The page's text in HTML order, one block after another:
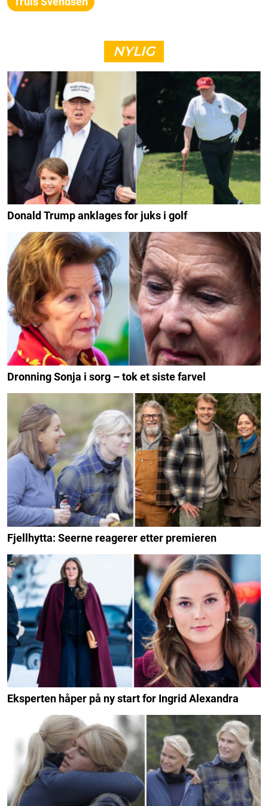
NYLIG
Donald Trump anklages for juks i golf
Dronning Sonja i sorg – tok et siste farvel
Fjellhytta: Seerne reagerer etter premieren
Eksperten håper på ny start for Ingrid Alexandra